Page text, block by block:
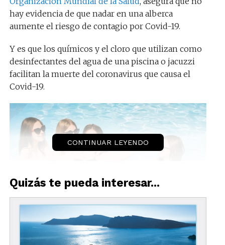
hay evidencia de que nadar en una alberca
aumente el riesgo de contagio por Covid-19.
Y es que los químicos y el cloro que utilizan como
desinfectantes del agua de una piscina o jacuzzi
facilitan la muerte del coronavirus que causa el
Covid-19.
Por los químicos y cloro con el que es tratada el agua es seguro nadar en
una alberca.
CONTINUAR LEYENDO
Quizás te pueda interesar...